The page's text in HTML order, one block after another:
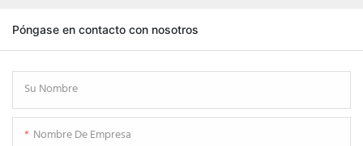
Póngase en contacto con nosotros
Su Nombre
Nombre De Empresa